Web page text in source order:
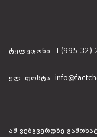
ტელეფონი: +(995 32)
ელ. ფოსტა:
ამ ვებგვერდზე